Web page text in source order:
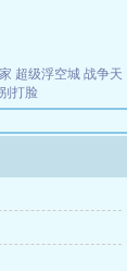
超级浮空城 战争天
打脸